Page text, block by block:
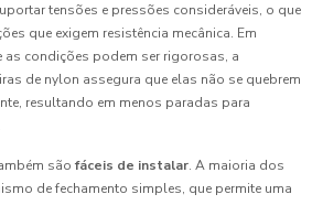
tensões e pressões consideráveis, o que
que exigem resistência mecânica. Em
condições podem ser rigorosas, a
de nylon assegura que elas não se quebrem
resultando em menos paradas para
são fáceis de instalar. A maioria dos
de fechamento simples, que permite uma